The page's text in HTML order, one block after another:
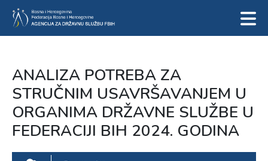
ANALIZA POTREBA ZA
STRUČNIM USAVRŠAVANJEM U
ORGANIMA DRŽAVNE SLUŽBE U
FEDERACIJI BIH 2024. GODINA